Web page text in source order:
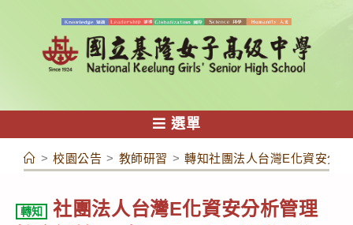
容
選單
> 校園公告 > 教師研習 > 轉知社團法人台灣E化資安分
轉知
社團法人台灣E化資安分析管理